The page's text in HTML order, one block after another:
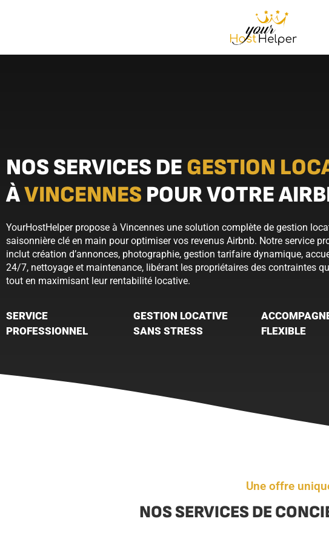
NOS SERVICES DE GESTION
ÀVINCENNES POUR VOTRE
YourHostHelper propose à Vincennes une solution complète de gestion
saisonnière clé en main pour optimiser vos revenus Airbnb. Notre service
inclut création d’annonces, photographie, gestion tarifaire dynamique,
24/7, nettoyage et maintenance, libérant les propriétaires des contraintes
tout en maximisant leur rentabilité locative.
SERVICE
PROFESSIONNEL
GESTION LOCATIVE
SANS STRESS
FLEXIBLE
Une offre
NOS SERVICES DE